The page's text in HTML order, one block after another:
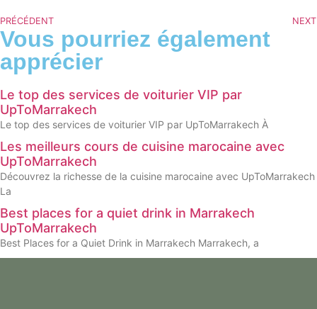
PRÉCÉDENT NEXT
Vous pourriez également
apprécier
Le top des services de voiturier VIP par
UpToMarrakech
Le top des services de voiturier VIP par UpToMarrakech À
Les meilleurs cours de cuisine marocaine avec
UpToMarrakech
Découvrez la richesse de la cuisine marocaine avec UpToMarrakech
La
Best places for a quiet drink in Marrakech
UpToMarrakech
Best Places for a Quiet Drink in Marrakech Marrakech, a